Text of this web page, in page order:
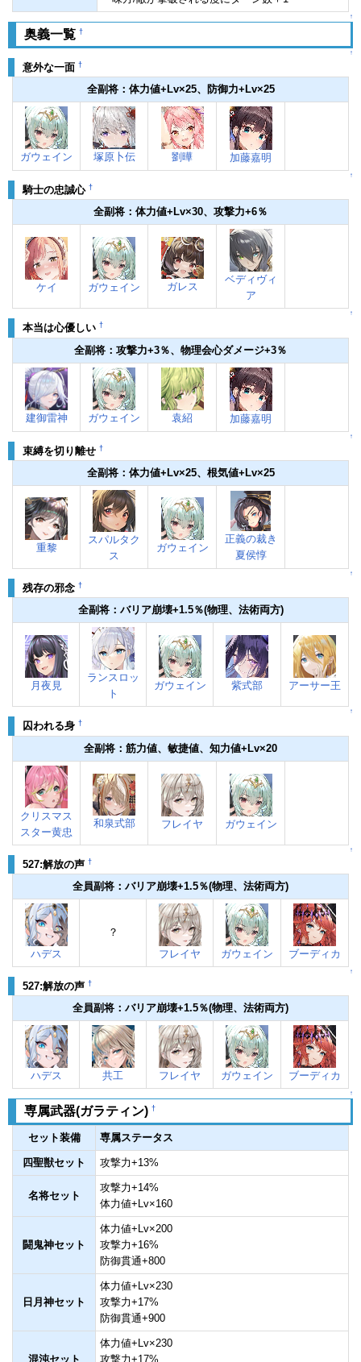
↑
奥義一覧 †
↑
意外な一面 †
全副将：体力値+Lv×25、防御力+Lv×25
ガウェイン 塚原卜伝 劉曄 加藤嘉明
↑
騎士の忠誠心 †
全副将：体力値+Lv×30、攻撃力+6％
ケイ ガウェイン ガレス
ベディヴィ
ア
↑
本当は心優しい †
全副将：攻撃力+3％、物理会心ダメージ+3％
建御雷神 ガウェイン 袁紹 加藤嘉明
↑
束縛を切り離せ †
全副将：体力値+Lv×25、根気値+Lv×25
重黎
スパルタク
ス
ガウェイン
正義の裁き
夏侯惇
↑
残存の邪念 †
全副将：バリア崩壊+1.5％(物理、法術両方)
月夜見
ランスロッ
ト
ガウェイン 紫式部 アーサー王
↑
囚われる身 †
全副将：筋力値、敏捷値、知力値+Lv×20
クリスマス
スター黄忠
和泉式部 フレイヤ ガウェイン
↑
527:解放の声 †
全員副将：バリア崩壊+1.5％(物理、法術両方)
ハデス
？
フレイヤ
ガウェイン ブーディカ
↑
527:解放の声 †
全員副将：バリア崩壊+1.5％(物理、法術両方)
ハデス 共工 フレイヤ ガウェイン ブーディカ
↑
専属武器(ガラティン) †
セット装備 専属ステータス
四聖獣セット 攻撃力+13%
名将セット
攻撃力+14%
体力値+Lv×160
闘鬼神セット
体力値+Lv×200
攻撃力+16%
防御貫通+800
日月神セット
体力値+Lv×230
攻撃力+17%
防御貫通+900
混沌セット
体力値+Lv×230
攻撃力+17%